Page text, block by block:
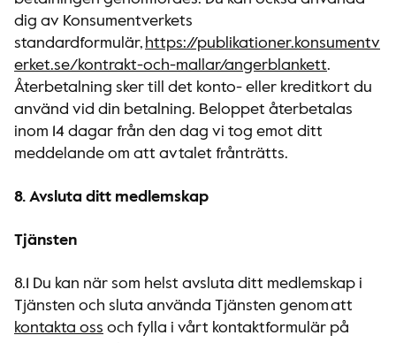
dig av Konsumentverkets
standardformulär, https://publikationer.konsumentv
erket.se/kontrakt-och-mallar/angerblankett.
Återbetalning sker till det konto- eller kreditkort du
använd vid din betalning. Beloppet återbetalas
inom 14 dagar från den dag vi tog emot ditt
meddelande om att avtalet frånträtts.
8. Avsluta ditt medlemskap
Tjänsten
8.1 Du kan när som helst avsluta ditt medlemskap i
Tjänsten och sluta använda Tjänsten genom att
kontakta oss och fylla i vårt kontaktformulär på